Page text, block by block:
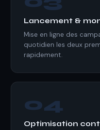
Lancement &
Mise en ligne des
quotidien les deux
rapidement.
04
Optimisation